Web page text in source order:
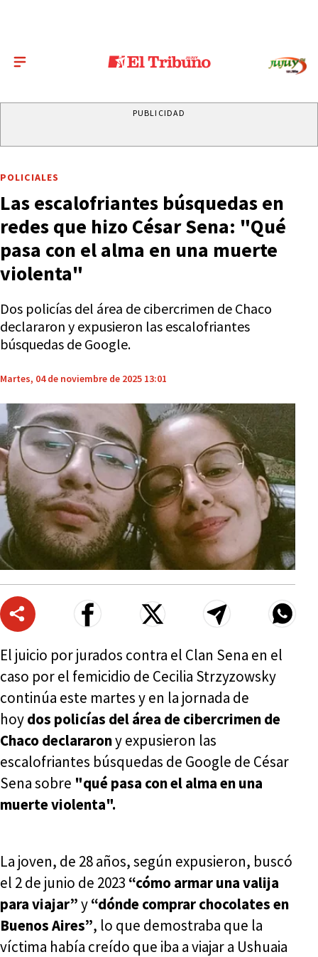
PUBLICIDAD
POLICIALES
Las escalofriantes búsquedas en
redes que hizo César Sena: "Qué
pasa con el alma en una muerte
violenta"
Dos policías del área de cibercrimen de Chaco
declararon y expusieron las escalofriantes
búsquedas de Google.
Martes, 04 de noviembre de 2025 13:01
El juicio por jurados contra el Clan Sena en el
caso por el femicidio de Cecilia Strzyzowsky
continúa este martes y en la jornada de
hoydos policías del área de cibercrimen de
Chaco declararony expusieron las
escalofriantes búsquedas de Google de César
Sena sobre "qué pasa con el alma en una
muerte violenta".
La joven, de 28 años, según expusieron, buscó
el 2 de junio de 2023 “cómo armar una valija
para viajar”y“dónde comprar chocolates en
Buenos Aires”, lo que demostraba que la
víctima había creído que iba a viajar a Ushuaia